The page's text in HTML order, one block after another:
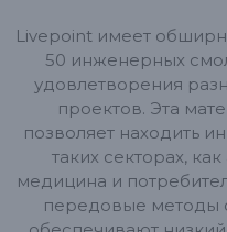
Livepoint имеет
50 инженерных
удовлетворения
проектов. Эта
позволяет находить
таких секторах,
медицина и
передовые методы